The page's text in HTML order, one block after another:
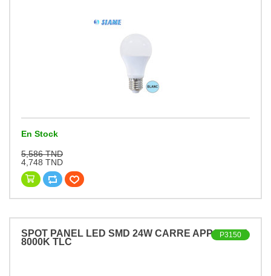
En Stock
5,586 TND
4,748 TND
SPOT PANEL LED SMD 24W CARRE APPARENT
8000K TLC
P3150